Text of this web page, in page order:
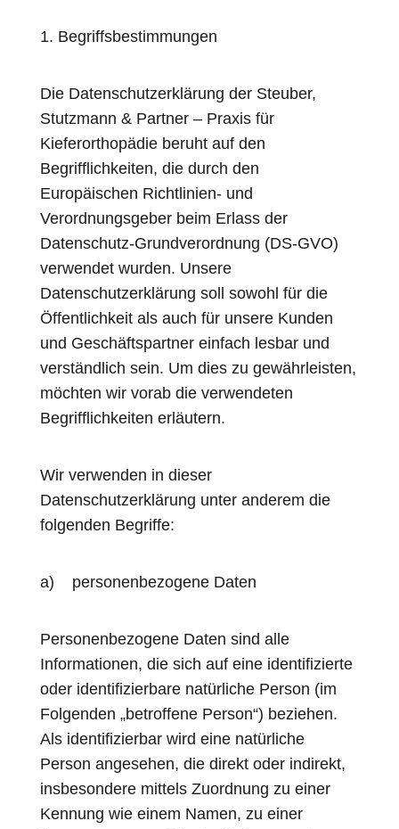
1. Begriffsbestimmungen
Die Datenschutzerklärung der Steuber,
Stutzmann & Partner – Praxis für
Kieferorthopädie beruht auf den
Begrifflichkeiten, die durch den
Europäischen Richtlinien- und
Verordnungsgeber beim Erlass der
Datenschutz-Grundverordnung (DS-GVO)
verwendet wurden. Unsere
Datenschutzerklärung soll sowohl für die
Öffentlichkeit als auch für unsere Kunden
und Geschäftspartner einfach lesbar und
verständlich sein. Um dies zu gewährleisten,
möchten wir vorab die verwendeten
Begrifflichkeiten erläutern.
Wir verwenden in dieser
Datenschutzerklärung unter anderem die
folgenden Begriffe:
a) personenbezogene Daten
Personenbezogene Daten sind alle
Informationen, die sich auf eine identifizierte
oder identifizierbare natürliche Person (im
Folgenden „betroffene Person“) beziehen.
Als identifizierbar wird eine natürliche
Person angesehen, die direkt oder indirekt,
insbesondere mittels Zuordnung zu einer
Kennung wie einem Namen, zu einer